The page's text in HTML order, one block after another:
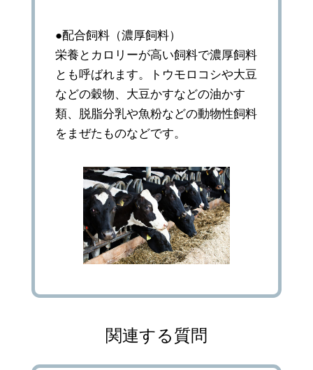
●配合飼料（濃厚飼料）
栄養とカロリーが高い飼料で濃厚飼料
とも呼ばれます。トウモロコシや大豆
などの穀物、大豆かすなどの油かす
類、脱脂分乳や魚粉などの動物性飼料
をまぜたものなどです。
関連する質問